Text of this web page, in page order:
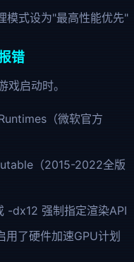
模式设为"最高性能优先"
错
启动时。
（微软官方
（2015-2022全版
-dx12 强制指定渲染API
了硬件加速GPU计划